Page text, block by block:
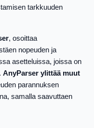
tarkkuuden
, osoittaa
nopeuden ja
asetteluissa, joissa on
AnyParser ylittää muut
parannuksen
samalla saavuttaen